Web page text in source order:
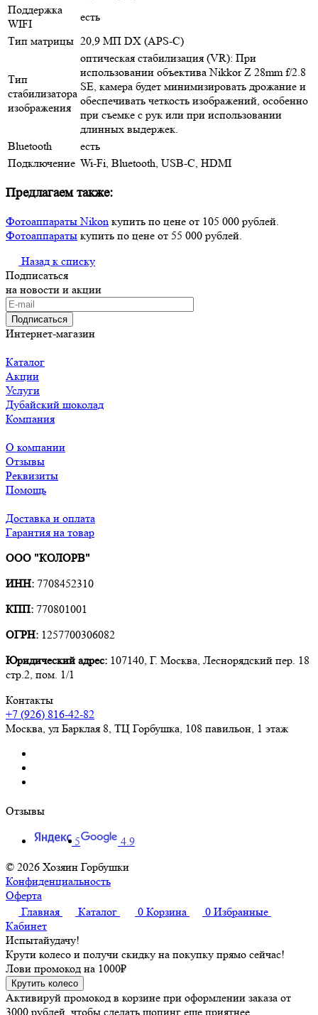
Поддержка
WIFI
есть
Тип матрицы 20,9 МП DX (APS-C)
Тип
стабилизатора
изображения
оптическая стабилизация (VR): При
использовании объектива Nikkor Z 28mm f/2.8
SE, камера будет минимизировать дрожание и
обеспечивать четкость изображений, особенно
при съемке с рук или при использовании
длинных выдержек.
Bluetooth
есть
Подключение Wi-Fi, Bluetooth, USB-C, HDMI
Предлагаем также:
Фотоаппараты Nikon купить по цене от 105 000 рублей.
Фотоаппараты купить по цене от 55 000 рублей.
Назад к списку
Подписаться
на новости и акции
Подписаться
Интернет-магазин
Каталог
Акции
Услуги
Дубайский шоколад
Компания
О компании
Отзывы
Реквизиты
Помощь
Доставка и оплата
Гарантия на товар
ООО "КОЛОРВ"
ИНН: 7708452310
КПП: 770801001
ОГРН: 1257700306082
Юридический адрес: 107140, Г. Москва, Леснорядский пер. 18
стр.2, пом. 1/1
Контакты
+7 (926) 816-42-82
Москва, ул Барклая 8, ТЦ Горбушка, 108 павильон, 1 этаж
Отзывы
5
4.9
© 2026 Хозяин Горбушки
Конфиденциальность
Оферта
Главная
Каталог 0 Корзина 0 Избранные
Кабинет
Испытайудачу!
Крути колесо и получи скидку на покупку прямо сейчас!
Лови промокод на 1000₽
Крутить колесо
Активируй промокод в корзине при оформлении заказа от
3000 рублей, чтобы сделать шопинг еще приятнее